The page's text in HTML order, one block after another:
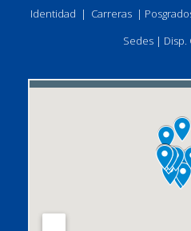
Identidad | Carreras |
Sedes | Disp.